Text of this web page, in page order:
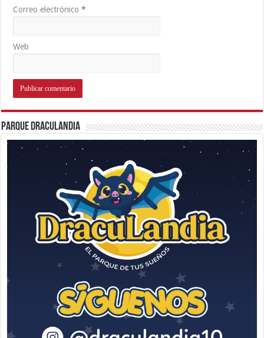
Correo electrónico*
Web
Parque Draculandia